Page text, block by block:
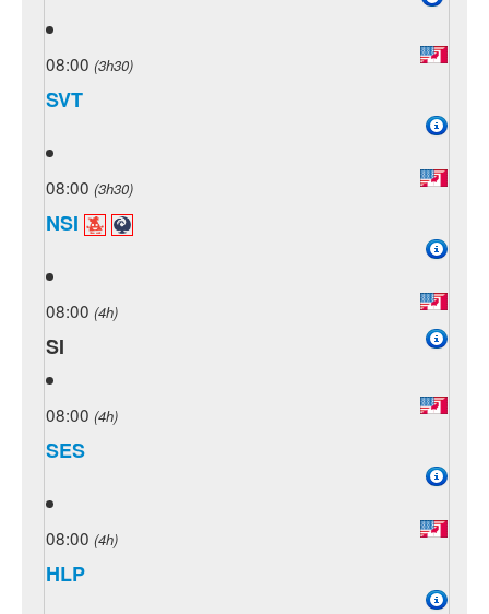
08:00 (3h30)
SVT
08:00 (3h30)
NSI
08:00 (4h)
SI
08:00 (4h)
SES
08:00 (4h)
HLP